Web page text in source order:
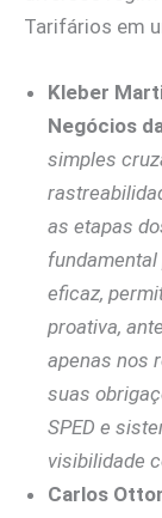
Tarifários em
Kleber
Negócios
simples
as etapas
eficaz,
proativa,
apenas nos
suas
SPED e
visibilidade
Carlos